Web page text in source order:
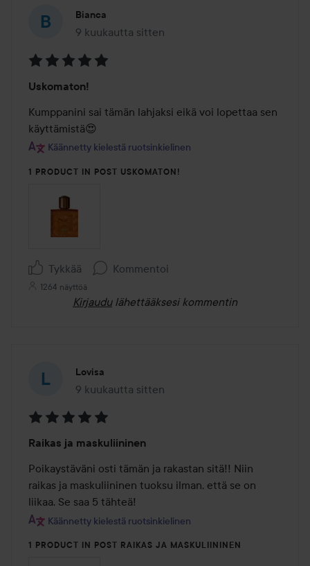
Bianca
9 kuukautta sitten
Viesti luotiin 9 kuukautta sitten
5
/
5
Uskomaton!
Kumppanini sai tämän lahjaksi eikä voi lopettaa sen
käyttämistä😍
Käännetty kielestä ruotsinkielinen
1 PRODUCT IN POST USKOMATON!
Tykkää Kommentoi
1264 näyttöä
Kirjaudu lähettääksesi kommentin
Lovisa
9 kuukautta sitten
Viesti luotiin 9 kuukautta sitten
5
/
5
Raikas ja maskuliininen
Poikaystäväni osti tämän ja rakastan sitä!! Niin
raikas ja maskuliininen tuoksu ilman, että se on
liikaa. Se saa 5 tähteä!
Käännetty kielestä ruotsinkielinen
1 PRODUCT IN POST RAIKAS JA MASKULIININEN